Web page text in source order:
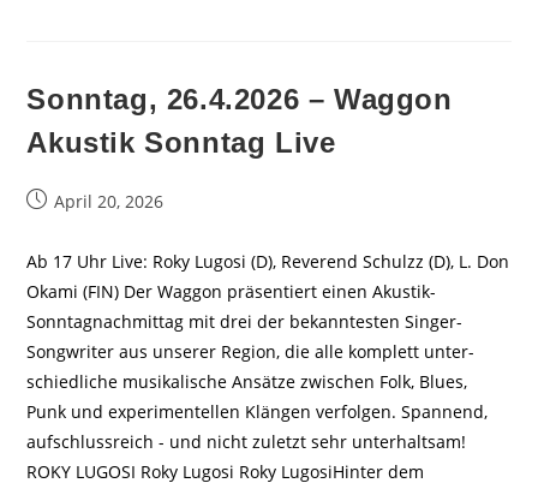
Sonntag, 26.4.2026 – Waggon
Akustik Sonntag Live
BeitragApril 20, 2026
Ab 17 Uhr Live: Roky Lugosi (D), Reverend Schulzz (D), L. Don
Okami (FIN) Der Waggon präsentiert einen Akustik-
Sonntagnachmittag mit drei der bekanntesten Singer-
Songwriter aus unserer Region, die alle komplett unter-
schiedliche musikalische Ansätze zwischen Folk, Blues,
Punk und experimentellen Klängen verfolgen. Spannend,
aufschlussreich - und nicht zuletzt sehr unterhaltsam!
ROKY LUGOSI Roky Lugosi Roky LugosiHinter dem